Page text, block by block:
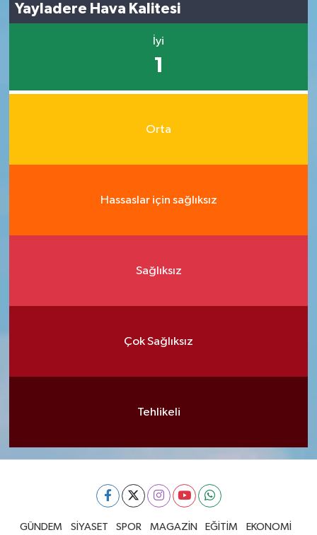
Yayladere Hava Kalitesi
İyi
1
Orta
Hassaslar için sağlıksız
Sağlıksız
Çok Sağlıksız
Tehlikeli
GÜNDEM SİYASET SPOR MAGAZİN EĞİTİM
EKONOMİ